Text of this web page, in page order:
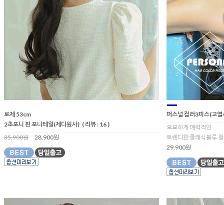
로제 53cm
2초포니 핀 포니테일(제디원사) ( 리뷰 : 16 )
35,900원
28,900원
퍼스널 컬러3피스(고
오묘하게 매력적인
트렌디한 클래식블루
29,900원